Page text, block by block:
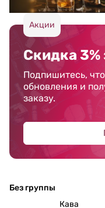
Акции
Скидка 3%
Подпишитесь,
обновления и
заказу.
Без группы
Кава